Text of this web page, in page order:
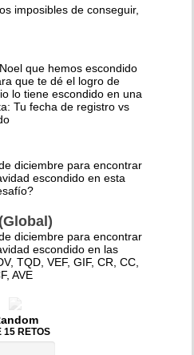
imposibles de conseguir,
que hemos escondido
que te dé el logro de
lo tiene escondido en una
Tu fecha de registro vs
diciembre para encontrar
escondido en esta
diciembre para encontrar
escondido en las
TQD, VEF, GIF, CR, CC,
AVE
15 RETOS